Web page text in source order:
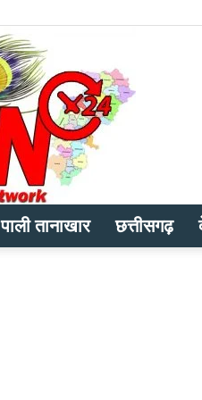
पाली तानाखार छत्तीसगढ़